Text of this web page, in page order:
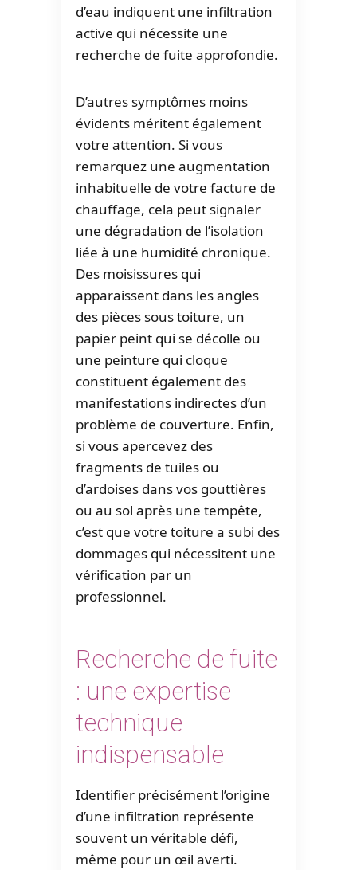
d’eau indiquent une infiltration
active qui nécessite une
recherche de fuite approfondie.
D’autres symptômes moins
évidents méritent également
votre attention. Si vous
remarquez une augmentation
inhabituelle de votre facture de
chauffage, cela peut signaler
une dégradation de l’isolation
liée à une humidité chronique.
Des moisissures qui
apparaissent dans les angles
des pièces sous toiture, un
papier peint qui se décolle ou
une peinture qui cloque
constituent également des
manifestations indirectes d’un
problème de couverture. Enfin,
si vous apercevez des
fragments de tuiles ou
d’ardoises dans vos gouttières
ou au sol après une tempête,
c’est que votre toiture a subi des
dommages qui nécessitent une
vérification par un
professionnel.
Recherche de fuite
: une expertise
technique
indispensable
Identifier précisément l’origine
d’une infiltration représente
souvent un véritable défi,
même pour un œil averti.